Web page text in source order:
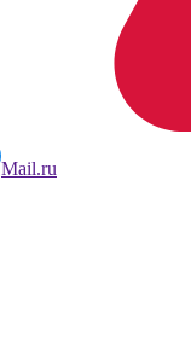
Mail.ru